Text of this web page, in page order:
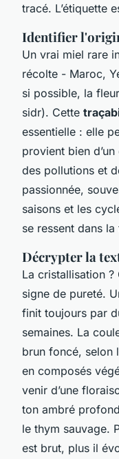
tracé. L’étiquette
Identifier
Un vrai miel rare
récolte - Maroc,
si possible, la
sidr). Cette
essentielle : elle
provient bien
des pollutions et
passionnée,
saisons et les
se ressent dans
Décrypter la
La cristallisation ?
signe de pureté.
finit toujours par
semaines. La
brun foncé, selon
en composés
venir d’une
ton ambré
le thym sauvage.
est brut, plus il